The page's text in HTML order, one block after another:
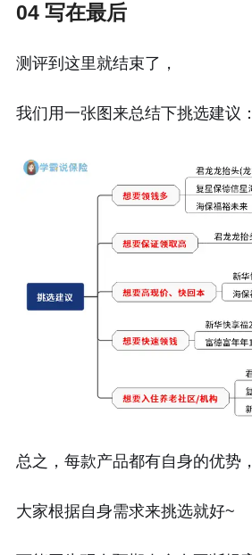
04 写在最后
测评到这里就结束了，
我们用一张图来总结下挑选建议：
总之，每款产品都有自身的优势，
大家根据自身需求来挑选就好~